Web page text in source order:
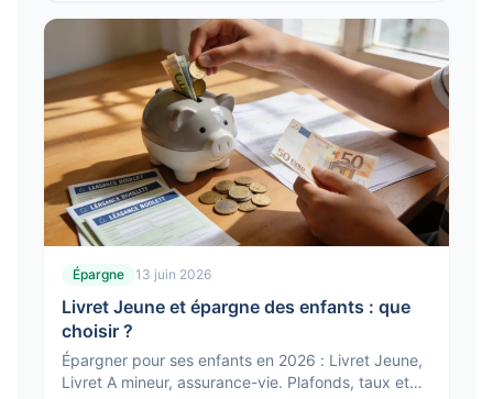
votre horizon.
Épargne 13 juin 2026
Livret Jeune et épargne des enfants : que
choisir ?
Épargner pour ses enfants en 2026 : Livret Jeune,
Livret A mineur, assurance-vie. Plafonds, taux et